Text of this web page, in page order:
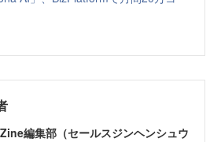
編集部（セールスジンヘンシュウ